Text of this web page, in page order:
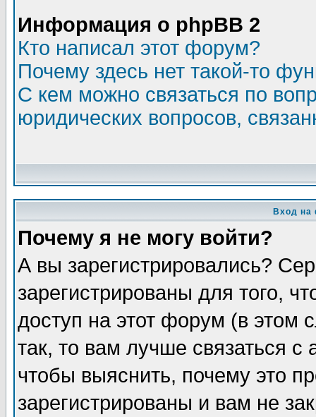
Информация о phpBB 2
Кто написал этот форум?
Почему здесь нет такой-то
С кем можно связаться по
юридических вопросов,
Вход на
Почему я не могу войти?
А вы зарегистрировались?
зарегистрированы для того,
доступ на этот форум (в этом
так, то вам лучше связаться
чтобы выяснить, почему это
зарегистрированы и вам не